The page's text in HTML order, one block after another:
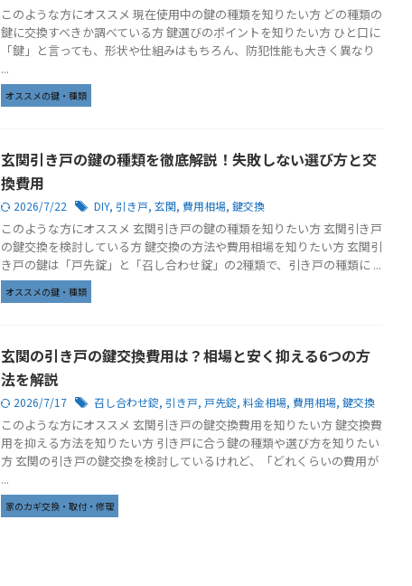
このような方にオススメ 現在使用中の鍵の種類を知りたい方 どの種類の
鍵に交換すべきか調べている方 鍵選びのポイントを知りたい方 ひと口に
「鍵」と言っても、形状や仕組みはもちろん、防犯性能も大きく異なり
...
オススメの鍵・種類
玄関引き戸の鍵の種類を徹底解説！失敗しない選び方と交
換費用
2026/7/22 DIY, 引き戸, 玄関, 費用相場, 鍵交換
このような方にオススメ 玄関引き戸の鍵の種類を知りたい方 玄関引き戸
の鍵交換を検討している方 鍵交換の方法や費用相場を知りたい方 玄関引
き戸の鍵は「戸先錠」と「召し合わせ錠」の2種類で、引き戸の種類に ...
オススメの鍵・種類
玄関の引き戸の鍵交換費用は？相場と安く抑える6つの方
法を解説
2026/7/17 召し合わせ錠, 引き戸, 戸先錠, 料金相場, 費用相場, 鍵交換
このような方にオススメ 玄関引き戸の鍵交換費用を知りたい方 鍵交換費
用を抑える方法を知りたい方 引き戸に合う鍵の種類や選び方を知りたい
方 玄関の引き戸の鍵交換を検討しているけれど、「どれくらいの費用が
...
家のカギ交換・取付・修理